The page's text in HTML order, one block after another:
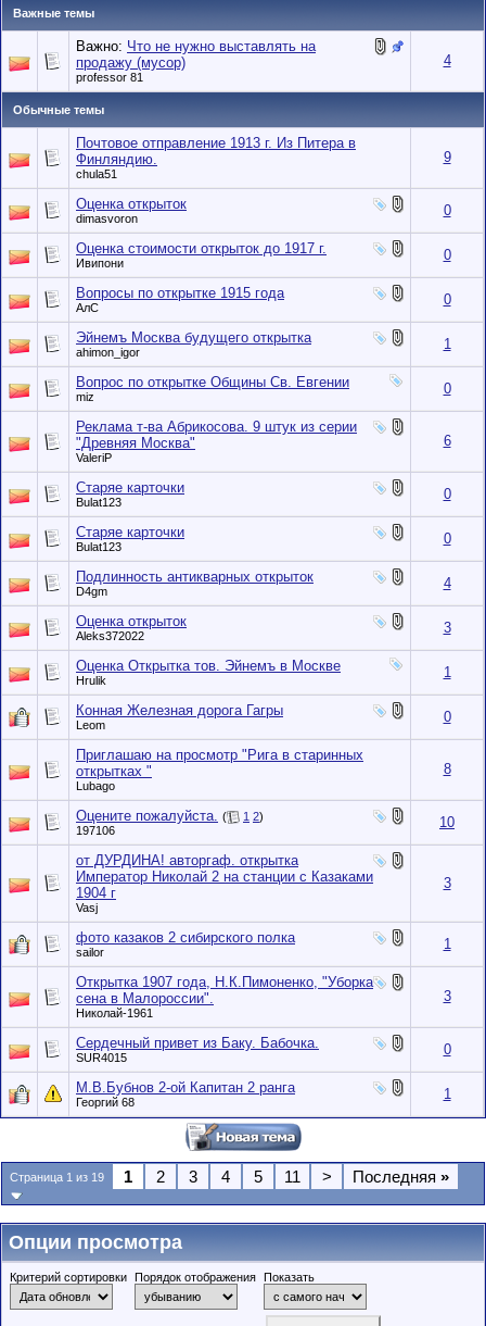
Важные темы
Важно: Что не нужно выставлять на
продажу (мусор)
professor 81
4
Обычные темы
Почтовое отправление 1913 г. Из Питера в
Финляндию.
chula51
9
Оценка открыток
dimasvoron 0
Оценка стоимости открыток до 1917 г.
Ивипони 0
Вопросы по открытке 1915 года
АлС 0
Эйнемъ Москва будущего открытка
ahimon_igor 1
Вопрос по открытке Общины Св. Евгении
miz 0
Реклама т-ва Абрикосова. 9 штук из серии
"Древняя Москва"
ValeriP
6
Старяе карточки
Bulat123 0
Старяе карточки
Bulat123 0
Подлинность антикварных открыток
D4gm 4
Оценка открыток
Aleks372022 3
Оценка Открытка тов. Эйнемъ в Москве
Hrulik 1
Конная Железная дорога Гагры
Leom 0
Приглашаю на просмотр "Рига в старинных
открытках "
Lubago
8
Оцените пожалуйста. ( 1 2)
197106
10
от ДУРДИНА! авторгаф. открытка
Император Николай 2 на станции с Казаками
1904 г
Vasj
3
фото казаков 2 сибирского полка
sailor 1
Открытка 1907 года, Н.К.Пимоненко, "Уборка
сена в Малороссии".
Николай-1961
3
Сердечный привет из Баку. Бабочка.
SUR4015 0
М.В.Бубнов 2-ой Капитан 2 ранга
Георгий 68 1
Страница 1 из 19 1 2 3 4 5 11 > Последняя »
Опции просмотра
Критерий сортировки Порядок отображения Показать